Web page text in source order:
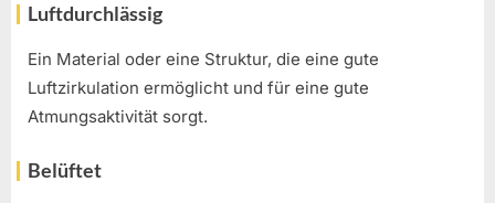
Luftdurchlässig
Ein Material oder eine Struktur, die eine gute
Luftzirkulation ermöglicht und für eine gute
Atmungsaktivität sorgt.
Belüftet